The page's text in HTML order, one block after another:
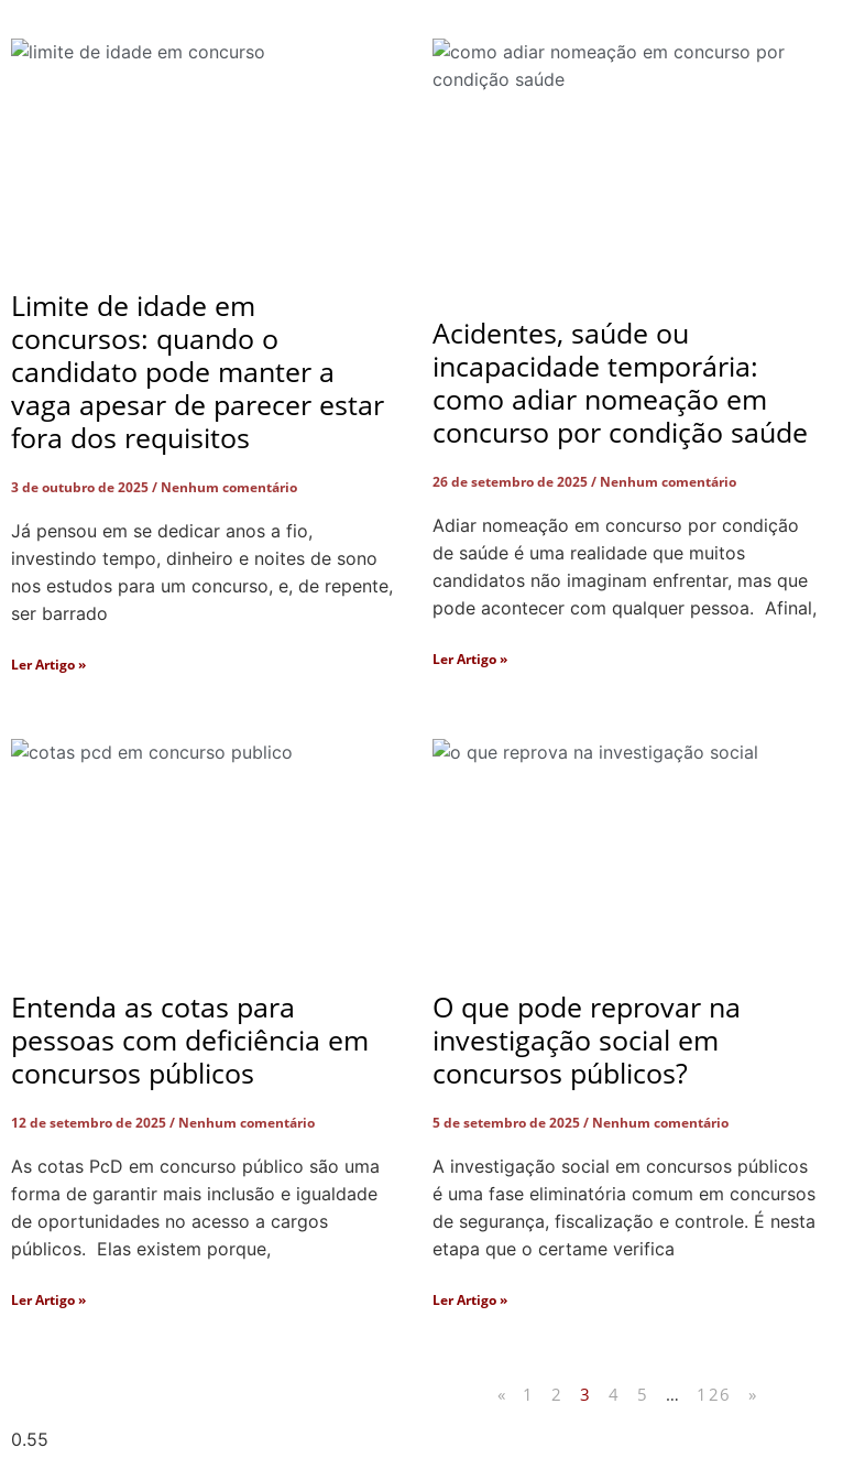
Limite de idade em
concursos: quando o
candidato pode manter a
vaga apesar de parecer estar
fora dos requisitos
3 de outubro de 2025 Nenhum comentário
Já pensou em se dedicar anos a fio,
investindo tempo, dinheiro e noites de sono
nos estudos para um concurso, e, de repente,
ser barrado
Ler Artigo »
Acidentes, saúde ou
incapacidade temporária:
como adiar nomeação em
concurso por condição saúde
26 de setembro de 2025 Nenhum comentário
Adiar nomeação em concurso por condição
de saúde é uma realidade que muitos
candidatos não imaginam enfrentar, mas que
pode acontecer com qualquer pessoa. Afinal,
Ler Artigo »
Entenda as cotas para
pessoas com deficiência em
concursos públicos
12 de setembro de 2025 Nenhum comentário
As cotas PcD em concurso público são uma
forma de garantir mais inclusão e igualdade
de oportunidades no acesso a cargos
públicos. Elas existem porque,
Ler Artigo »
O que pode reprovar na
investigação social em
concursos públicos?
5 de setembro de 2025 Nenhum comentário
A investigação social em concursos públicos
é uma fase eliminatória comum em concursos
de segurança, fiscalização e controle. É nesta
etapa que o certame verifica
Ler Artigo »
« 1 2 3 4 5 … 126 »